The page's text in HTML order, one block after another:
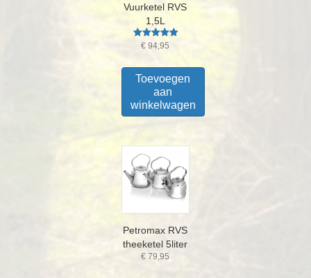
Vuurketel RVS
1,5L
Gewaardeerd
5.00
€ 94,95
Toevoegen
aan
winkelwagen
Petromax RVS
theeketel 5liter
€ 79,95